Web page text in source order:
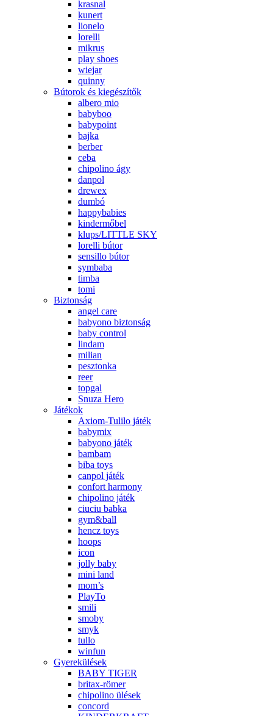
krasnal
kunert
lionelo
lorelli
mikrus
play shoes
wiejar
quinny
Bútorok és kiegészítők
albero mio
babyboo
babypoint
bajka
berber
ceba
chipolino ágy
danpol
drewex
dumbó
happybabies
kindermőbel
klups/LITTLE SKY
lorelli bútor
sensillo bútor
symbaba
timba
tomi
Biztonság
angel care
babyono biztonság
baby control
lindam
milian
pesztonka
reer
topgal
Snuza Hero
Játékok
Axiom-Tulilo játék
babymix
babyono játék
bambam
biba toys
canpol játék
confort harmony
chipolino játék
ciuciu babka
gym&ball
hencz toys
hoops
icon
jolly baby
mini land
mom’s
PlayTo
smili
smoby
smyk
tullo
winfun
Gyerekülések
BABY TIGER
britax-römer
chipolino ülések
concord